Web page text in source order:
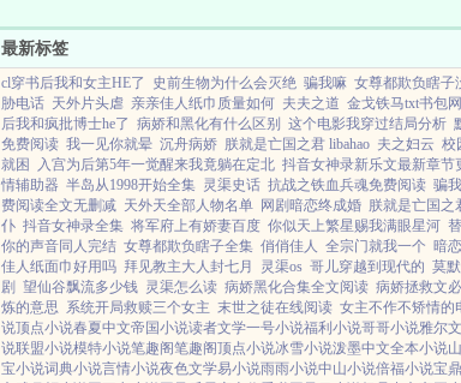
最新标签
cl穿书后我和女主HE了 史前生物为什么会灭绝 骗我嘛 女尊都欺负瞎子
胁电话 天外片头虐 亲亲佳人纸巾质量如何 夫夫之道 金戈铁马txt书包网
后我和疯批博士he了 病娇和黑化有什么区别 这个电影我穿过结局分析
免费阅读 我一见你就晕 沉舟病娇 朕就是亡国之君 libahao 夫之妇云 校
就困
入宫为后第5年一觉醒来我竟躺在定北 抖音女神录新乐文最新章节
情辅助器 半岛从1998开始全集 灵渠史话 抗战之铁血兵魂免费阅读 骗
费阅读全文无删减 天外天全部人物名单 网剧暗恋终成婚 朕就是亡国之
仆 抖音女神录全集 将军府上有娇妻百度 你似天上繁星赐我满眼星河
你的声音同人完结 女尊都欺负瞎子全集 俏俏佳人 全宗门就我一个 暗
佳人纸面巾好用吗 拜见教主大人封七月 灵渠os 哥儿穿越到现代的 莫
剧 望仙谷飘流多少钱 灵渠怎么读 病娇黑化合集全文阅读 病娇拯救文
炼的意思 系统开局救赎三个女主 末世之徒在线阅读 女主不作不矫情的
说顶点小说春夏中文帝国小说读者文学一号小说福利小说哥哥小说雅尔文
说联盟小说模特小说笔趣阁笔趣阁顶点小说冰雪小说泼墨中文全本小说
宝小说词典小说言情小说夜色文学易小说雨雨小说中山小说倍福小说宝